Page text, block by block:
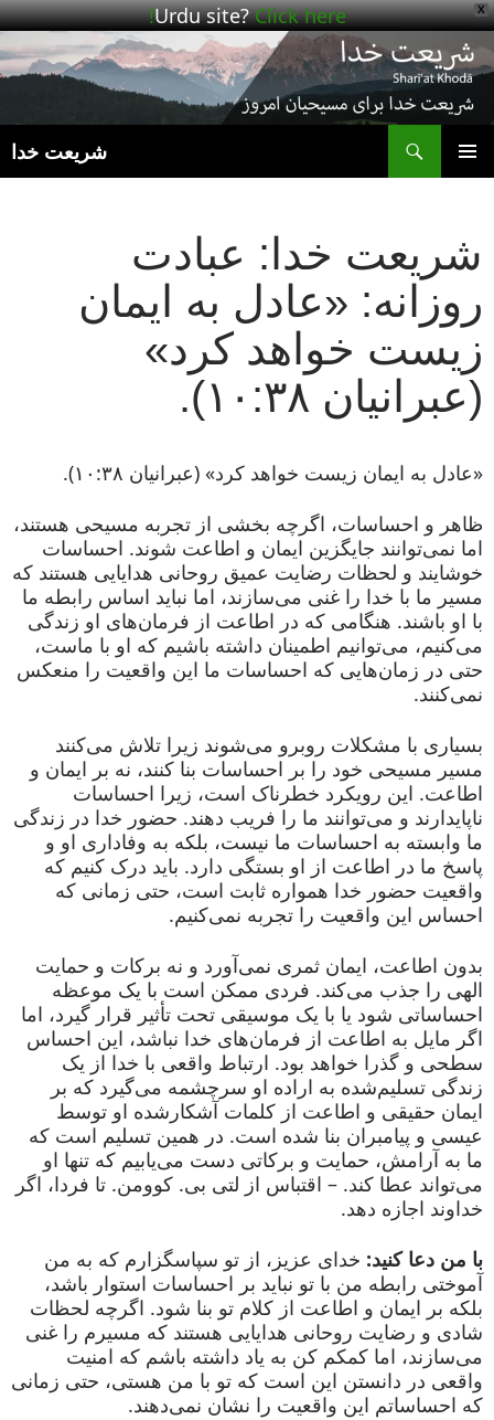
X
Urdu site?Click here!
شریعت خدا
شریعت خدا: عبادت
روزانه: «عادل به ایمان
زیست خواهد کرد»
(عبرانیان ۱۰:۳۸).
«عادل به ایمان زیست خواهد کرد» (عبرانیان ۱۰:۳۸).
ظاهر و احساسات، اگرچه بخشی از تجربه مسیحی هستند،
اما نمی‌توانند جایگزین ایمان و اطاعت شوند. احساسات
خوشایند و لحظات رضایت عمیق روحانی هدایایی هستند که
مسیر ما با خدا را غنی می‌سازند، اما نباید اساس رابطه ما
با او باشند. هنگامی که در اطاعت از فرمان‌های او زندگی
می‌کنیم، می‌توانیم اطمینان داشته باشیم که او با ماست،
حتی در زمان‌هایی که احساسات ما این واقعیت را منعکس
نمی‌کنند.
بسیاری با مشکلات روبرو می‌شوند زیرا تلاش می‌کنند
مسیر مسیحی خود را بر احساسات بنا کنند، نه بر ایمان و
اطاعت. این رویکرد خطرناک است، زیرا احساسات
ناپایدارند و می‌توانند ما را فریب دهند. حضور خدا در زندگی
ما وابسته به احساسات ما نیست، بلکه به وفاداری او و
پاسخ ما در اطاعت از او بستگی دارد. باید درک کنیم که
واقعیت حضور خدا همواره ثابت است، حتی زمانی که
احساس این واقعیت را تجربه نمی‌کنیم.
بدون اطاعت، ایمان ثمری نمی‌آورد و نه برکات و حمایت
الهی را جذب می‌کند. فردی ممکن است با یک موعظه
احساساتی شود یا با یک موسیقی تحت تأثیر قرار گیرد، اما
اگر مایل به اطاعت از فرمان‌های خدا نباشد، این احساس
سطحی و گذرا خواهد بود. ارتباط واقعی با خدا از یک
زندگی تسلیم‌شده به اراده او سرچشمه می‌گیرد که بر
ایمان حقیقی و اطاعت از کلمات آشکارشده او توسط
عیسی و پیامبران بنا شده است. در همین تسلیم است که
ما به آرامش، حمایت و برکاتی دست می‌یابیم که تنها او
می‌تواند عطا کند. – اقتباس از لتی بی. کوومن. تا فردا، اگر
خداوند اجازه دهد.
با من دعا کنید: خدای عزیز، از تو سپاسگزارم که به من
آموختی رابطه من با تو نباید بر احساسات استوار باشد،
بلکه بر ایمان و اطاعت از کلام تو بنا شود. اگرچه لحظات
شادی و رضایت روحانی هدایایی هستند که مسیرم را غنی
می‌سازند، اما کمکم کن به یاد داشته باشم که امنیت
واقعی در دانستن این است که تو با من هستی، حتی زمانی
که احساساتم این واقعیت را نشان نمی‌دهند.